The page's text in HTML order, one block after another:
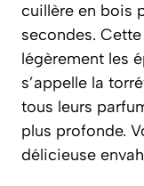
cuillère en bois
secondes.
légèrement les
s’appelle la
tous leurs
plus profonde.
délicieuse